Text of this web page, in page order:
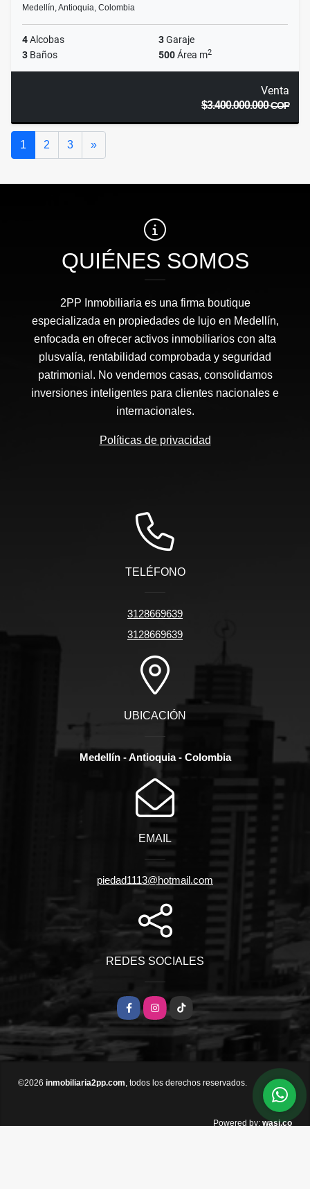
Medellín, Antioquia, Colombia
4Alcobas 3Garaje
3 Baños 500Área m2
Venta
$3.400.000.000COP
1 2 3 »Siguiente
QUIÉNES SOMOS
2PP Inmobiliaria es una firma boutique
especializada en propiedades de lujo en Medellín,
enfocada en ofrecer activos inmobiliarios con alta
plusvalía, rentabilidad comprobada y seguridad
patrimonial. No vendemos casas, consolidamos
inversiones inteligentes para clientes nacionales e
internacionales.
Políticas de privacidad
TELÉFONO
3128669639
3128669639
UBICACIÓN
Medellín - Antioquia - Colombia
EMAIL
piedad1113@hotmail.com
REDES SOCIALES
FacebookInstagram
TikTok
©2026 inmobiliaria2pp.com, todos los derechos reservados.
Powered by: wasi.co